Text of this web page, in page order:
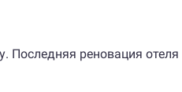
Последняя реновация